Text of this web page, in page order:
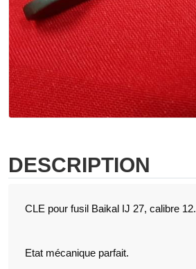
DESCRIPTION
CLE pour fusil Baikal IJ 27, calibre 12.
Etat mécanique parfait.